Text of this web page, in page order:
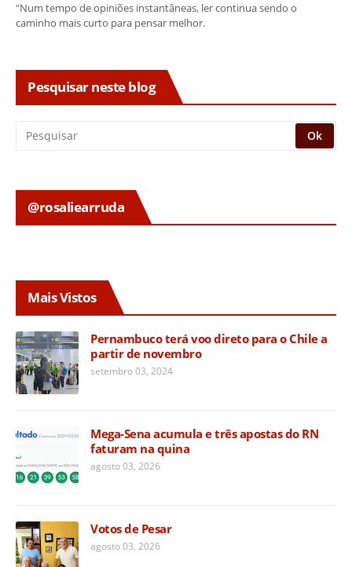
"Num tempo de opiniões instantâneas, ler continua sendo o
caminho mais curto para pensar melhor.
Pesquisar neste blog
@rosaliearruda
Mais Vistos
Pernambuco terá voo direto para o Chile a
partir de novembro
setembro 03, 2024
Mega-Sena acumula e três apostas do RN
faturam na quina
agosto 03, 2026
Votos de Pesar
agosto 03, 2026